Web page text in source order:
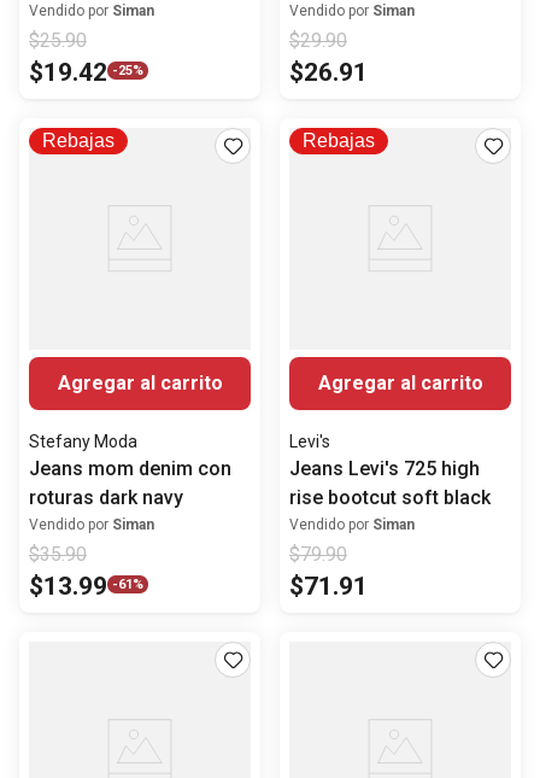
mujer
Vendido por Siman
$25.90
$19.42 -25%
Vendido por Siman
$29.90
$26.91
Rebajas
Agregar al carrito
Stefany Moda
Jeans mom denim con
roturas dark navy
Vendido por Siman
$35.90
$13.99 -61%
Rebajas
Agregar al carrito
Levi's
Jeans Levi's 725 high
rise bootcut soft black
Vendido por Siman
$79.90
$71 .91